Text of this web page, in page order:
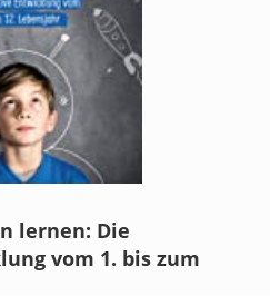
lernen: Die
vom 1. bis zum